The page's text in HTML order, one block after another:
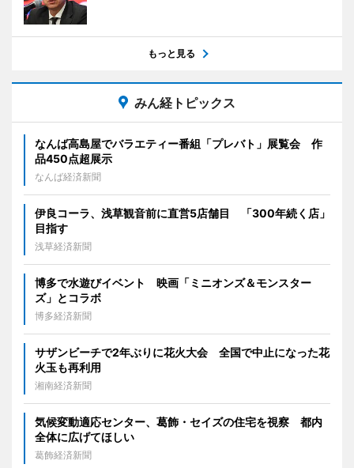
もっと見る
みん経トピックス
なんば高島屋でバラエティー番組「プレバト」展覧会 作
品450点超展示
なんば経済新聞
伊良コーラ、浅草観音前に直営5店舗目 「300年続く店」
目指す
浅草経済新聞
博多で水遊びイベント 映画「ミニオンズ＆モンスター
ズ」とコラボ
博多経済新聞
サザンビーチで2年ぶりに花火大会 全国で中止になった花
火玉も再利用
湘南経済新聞
気候変動適応センター、葛飾・セイズの住宅を視察 都内
全体に広げてほしい
葛飾経済新聞